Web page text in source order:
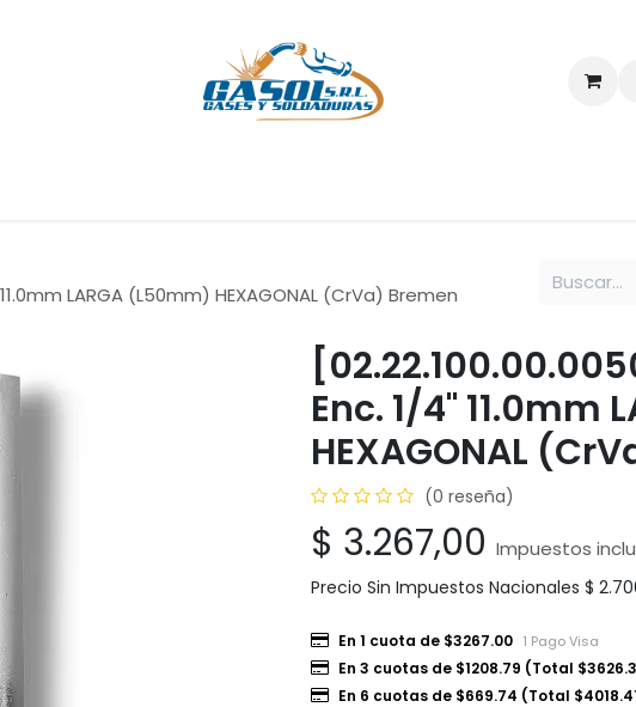
LARGA (L50mm) HEXAGONAL (CrVa) Bremen
Enc. 1/4" 11.0mm
HEXAGONAL
(0 reseña)
$ 3.267,00 Impuestos
Precio Sin Impuestos Nacionales $
En 1 cuota de $3267.00 1 Pago Visa
En 3 cuotas de $1208.79 (Total
En 6 cuotas de $669.74 (Total